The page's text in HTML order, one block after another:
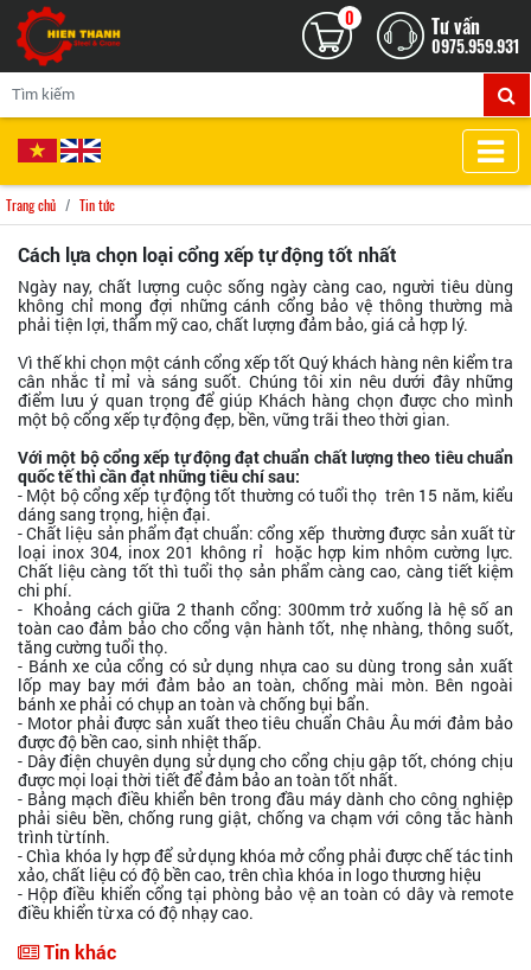
0 Tư vấn
0975.959.931
Trang chủ Tin tức
Cách lựa chọn loại cổng xếp tự động tốt nhất
Ngày nay, chất lượng cuộc sống ngày càng cao, người tiêu dùng
không chỉ mong đợi những cánh cổng bảo vệ thông thường mà
phải tiện lợi, thẩm mỹ cao, chất lượng đảm bảo, giá cả hợp lý.
Vì thế khi chọn một cánh cổng xếp tốt Quý khách hàng nên kiểm tra
cân nhắc tỉ mỉ và sáng suốt. Chúng tôi xin nêu dưới đây những
điểm lưu ý quan trọng để giúp Khách hàng chọn được cho mình
một bộ cổng xếp tự động đẹp, bền, vững trãi theo thời gian.
Với một bộ cổng xếp tự động đạt chuẩn chất lượng theo tiêu chuẩn
quốc tế thì cần đạt những tiêu chí sau:
- Một bộ cổng xếp tự động tốt thường có tuổi thọ trên 15 năm, kiểu
dáng sang trọng, hiện đại.
- Chất liệu sản phẩm đạt chuẩn: cổng xếp thường được sản xuất từ
loại inox 304, inox 201 không rỉ hoặc hợp kim nhôm cường lực.
Chất liệu càng tốt thì tuổi thọ sản phẩm càng cao, càng tiết kiệm
chi phí.
- Khoảng cách giữa 2 thanh cổng: 300mm trở xuống là hệ số an
toàn cao đảm bảo cho cổng vận hành tốt, nhẹ nhàng, thông suốt,
tăng cường tuổi thọ.
- Bánh xe của cổng có sử dụng nhựa cao su dùng trong sản xuất
lốp may bay mới đảm bảo an toàn, chống mài mòn. Bên ngoài
bánh xe phải có chụp an toàn và chống bụi bẩn.
- Motor phải được sản xuất theo tiêu chuẩn Châu Âu mới đảm bảo
được độ bền cao, sinh nhiệt thấp.
- Dây điện chuyên dụng sử dụng cho cổng chịu gập tốt, chóng chịu
được mọi loại thời tiết để đảm bảo an toàn tốt nhất.
- Bảng mạch điều khiển bên trong đầu máy dành cho công nghiệp
phải siêu bền, chống rung giật, chống va chạm với công tắc hành
trình từ tính.
- Chìa khóa ly hợp để sử dụng khóa mở cổng phải được chế tác tinh
xảo, chất liệu có độ bền cao, trên chìa khóa in logo thương hiệu
- Hộp điều khiển cổng tại phòng bảo vệ an toàn có dây và remote
điều khiển từ xa có độ nhạy cao.
Tin khác